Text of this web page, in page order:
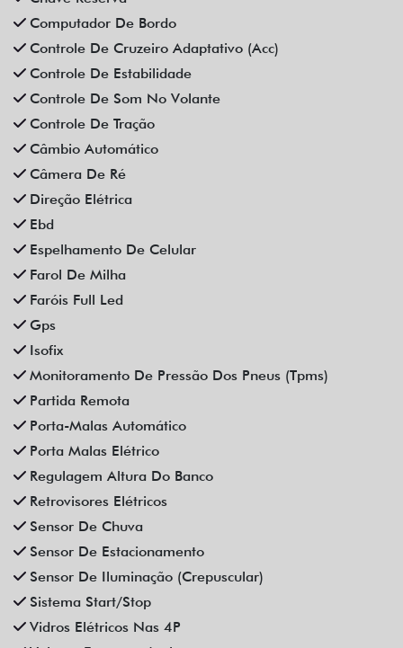
Computador De Bordo
Controle De Cruzeiro Adaptativo (Acc)
Controle De Estabilidade
Controle De Som No Volante
Controle De Tração
Câmbio Automático
Câmera De Ré
Direção Elétrica
Ebd
Espelhamento De Celular
Farol De Milha
Faróis Full Led
Gps
Isofix
Monitoramento De Pressão Dos Pneus (Tpms)
Partida Remota
Porta-Malas Automático
Porta Malas Elétrico
Regulagem Altura Do Banco
Retrovisores Elétricos
Sensor De Chuva
Sensor De Estacionamento
Sensor De Iluminação (Crepuscular)
Sistema Start/Stop
Vidros Elétricos Nas 4P